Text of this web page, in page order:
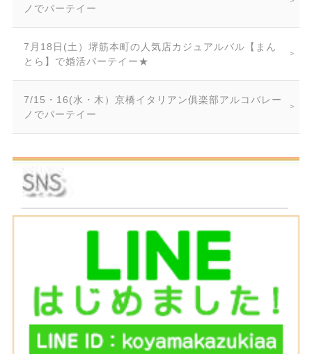
ノでパーテイー
7月18日(土）堺筋本町の人気店カジュアルバル【まん
とら】で婚活パーテイー★
7/15・16(水・木）京橋イタリアン俱楽部アルコバレー
ノでパーテイー